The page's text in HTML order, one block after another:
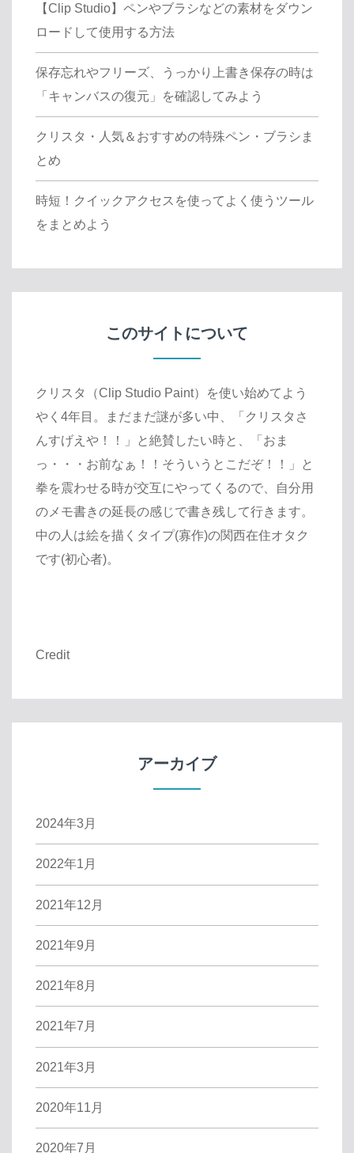
【Clip Studio】ペンやブラシなどの素材をダウン
ロードして使用する方法
保存忘れやフリーズ、うっかり上書き保存の時は
「キャンバスの復元」を確認してみよう
クリスタ・人気＆おすすめの特殊ペン・ブラシま
とめ
時短！クイックアクセスを使ってよく使うツール
をまとめよう
このサイトについて
クリスタ（Clip Studio Paint）を使い始めてよう
やく4年目。まだまだ謎が多い中、「クリスタさ
んすげえや！！」と絶賛したい時と、「おま
っ・・・お前なぁ！！そういうとこだぞ！！」と
拳を震わせる時が交互にやってくるので、自分用
のメモ書きの延長の感じで書き残して行きます。
中の人は絵を描くタイプ(寡作)の関西在住オタク
です(初心者)。
Credit
アーカイブ
2024年3月
2022年1月
2021年12月
2021年9月
2021年8月
2021年7月
2021年3月
2020年11月
2020年7月